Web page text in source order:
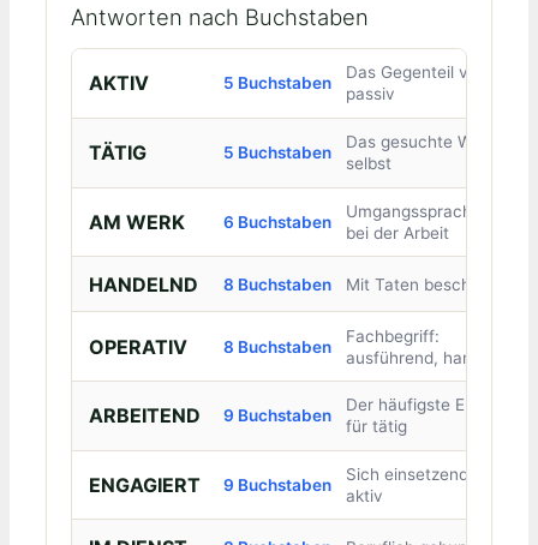
Antworten nach Buchstaben
AKTIV 5 Buchstaben
Das Gegenteil von
passiv
TÄTIG 5 Buchstaben
Das gesuchte Wort
selbst
AM WERK 6 Buchstaben
Umgangssprachlich:
bei der Arbeit
HANDELND 8 Buchstaben Mit Taten beschäftigt
OPERATIV 8 Buchstaben
Fachbegriff:
ausführend, handelnd
ARBEITEND 9 Buchstaben
Der häufigste Ersatz
für tätig
ENGAGIERT 9 Buchstaben
Sich einsetzend,
aktiv